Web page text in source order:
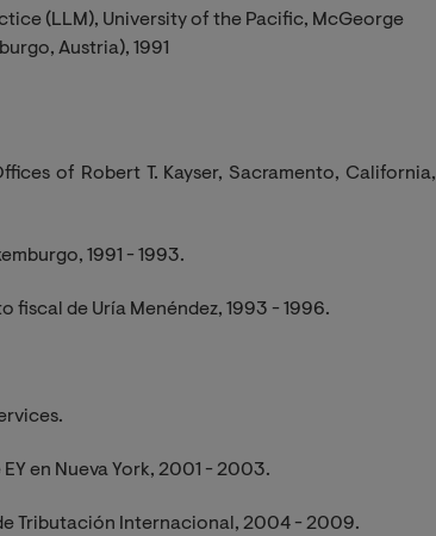
(LLM), University of the Pacific, McGeorge
Austria), 1991
of Robert T. Kayser, Sacramento, California,
1991 - 1993.
de Uría Menéndez, 1993 - 1996.
en Nueva York, 2001 - 2003.
Tributación Internacional, 2004 - 2009.